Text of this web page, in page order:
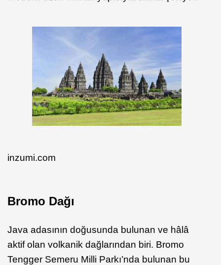
inzumi.com
Bromo Dağı
Java adasının doğusunda bulunan ve hâlâ
aktif olan volkanik dağlarından biri. Bromo
Tengger Semeru Milli Parkı’nda bulunan bu